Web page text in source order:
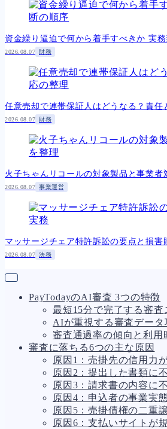
資金繰り逼迫で何から着手すべきか 実
2026.08.07 財務
任意売却で連帯保証人はどうなる？責任
2026.08.07 財務
火子ちゃんリコールの対象製品と事業者
2026.08.07 事業運営
マッサージチェア特許訴訟の要点と損害
2026.08.07 法務
PayTodayのAI審査 3つの特徴
最短15分で完了する審査
AIが重視する審査データ
審査通過率の傾向と利用
審査に落ちる6つの主な原因
原因1：売掛先の信用力
原因2：提出した書類に
原因3：請求書の内容に
原因4：申込者の事業実
原因5：売掛債権の二重
原因6：支払いサイトが